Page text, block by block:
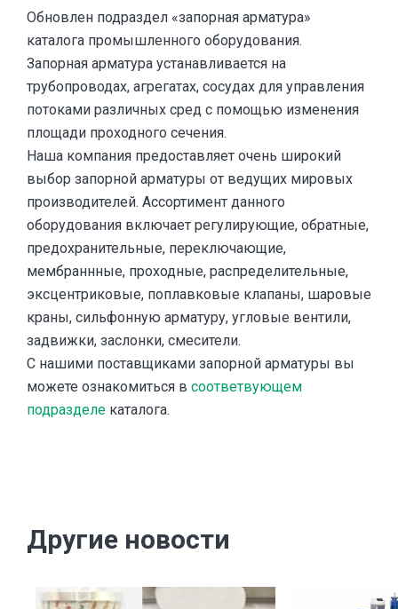
Обновлен подраздел «запорная арматура»
каталога промышленного оборудования.
Запорная арматура устанавливается на
трубопроводах, агрегатах, сосудах для управления
потоками различных сред с помощью изменения
площади проходного сечения.
Наша компания предоставляет очень широкий
выбор запорной арматуры от ведущих мировых
производителей. Ассортимент данного
оборудования включает регулирующие, обратные,
предохранительные, переключающие,
мембраннные, проходные, распределительные,
эксцентриковые, поплавковые клапаны, шаровые
краны, сильфонную арматуру, угловые вентили,
задвижки, заслонки, смесители.
С нашими поставщиками запорной арматуры вы
можете ознакомиться в соответвующем
подразделе каталога.
Другие новости